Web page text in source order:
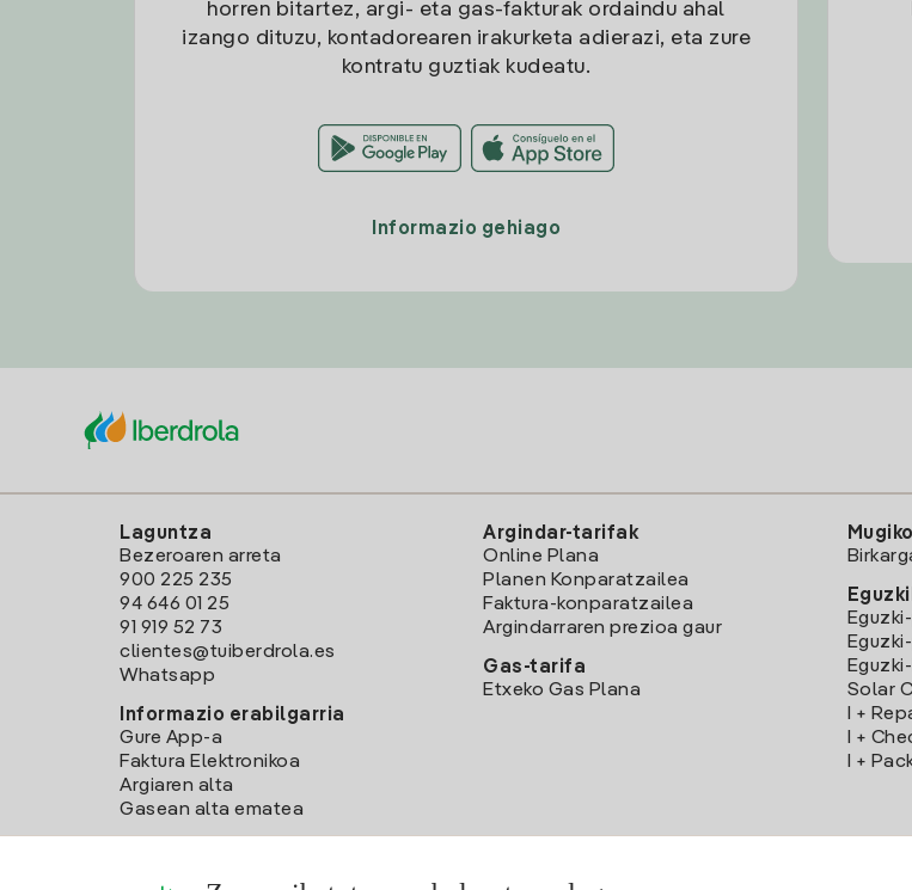
horren bitartez, argi- eta gas-fakturak ordaindu ahal
izango dituzu, kontadorearen irakurketa adierazi, eta zure
kontratu guztiak kudeatu.
Informazio gehiago
Laguntza
Bezeroaren arreta
900 225 235
94 646 01 25
91 919 52 73
clientes@tuiberdrola.es
Whatsapp
Informazio erabilgarria
Gure App-a
Faktura Elektronikoa
Argiaren alta
Gasean alta ematea
Argindar-tarifak
Online Plana
Planen Konparatzailea
Faktura-konparatzailea
Argindarraren prezioa gaur
Gas-tarifa
Etxeko Gas Plana
Solar
I +
I +
I +